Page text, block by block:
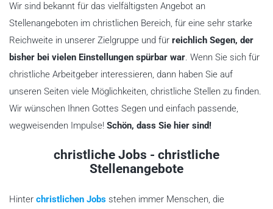
Wir sind bekannt für das vielfältigsten Angebot an
Stellenangeboten im christlichen Bereich, für eine sehr starke
Reichweite in unserer Zielgruppe und für reichlich Segen, der
bisher bei vielen Einstellungen spürbar war. Wenn Sie sich für
christliche Arbeitgeber interessieren, dann haben Sie auf
unseren Seiten viele Möglichkeiten, christliche Stellen zu finden.
Wir wünschen Ihnen Gottes Segen und einfach passende,
wegweisenden Impulse! Schön, dass Sie hier sind!
christliche Jobs - christliche
Stellenangebote
Hinter christlichen Jobs stehen immer Menschen, die